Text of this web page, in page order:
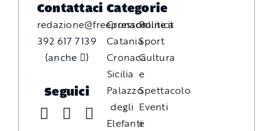
Contattaci
redazione@freepressonline.it
392 617 7139
(anche
)
Seguici
Categorie
Cronaca
Catania
Cronaca
Sicilia
Palazzo
degli
Elefanti
Politica
Sport
Cultura
e
Spettacolo
Eventi
e